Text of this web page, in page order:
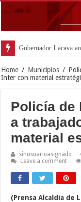
Gobernador Lacava
Home / Municipios /
Inter con material
Policía de
a
material
sinusuarioasignado
Leave a comment
(Prensa Alcaldía de